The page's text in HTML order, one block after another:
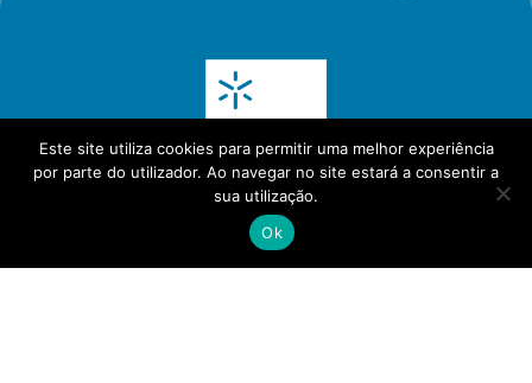
Este site utiliza cookies para permitir uma melhor experiência
por parte do utilizador. Ao navegar no site estará a consentir a
sua utilização.
Ok